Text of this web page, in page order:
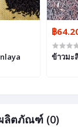
฿
ข้าวมะ
ลิตภัณฑ์ (0)